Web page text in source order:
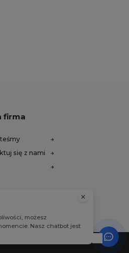
firma
się z nami
możesz
Nasz chatbot jest